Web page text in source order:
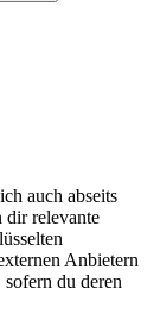
auch abseits
dir relevante
Anbietern
du deren